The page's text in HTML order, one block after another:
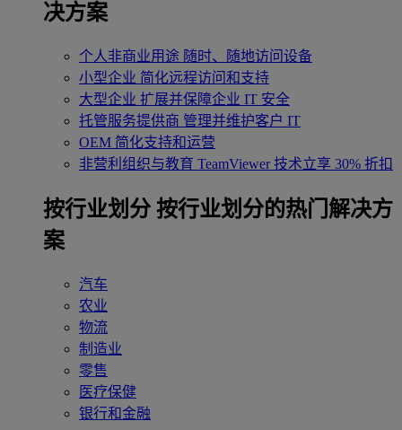
决方案
个人非商业用途 随时、随地访问设备
小型企业 简化远程访问和支持
大型企业 扩展并保障企业 IT 安全
托管服务提供商 管理并维护客户 IT
OEM 简化支持和运营
非营利组织与教育 TeamViewer 技术立享 30% 折扣
‌按行业划分 按行业划分的热门解决方
案
汽车
农业
物流
制造业
零售
医疗保健
银行和金融